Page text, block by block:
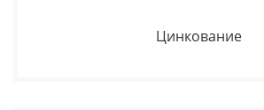
Цинкование